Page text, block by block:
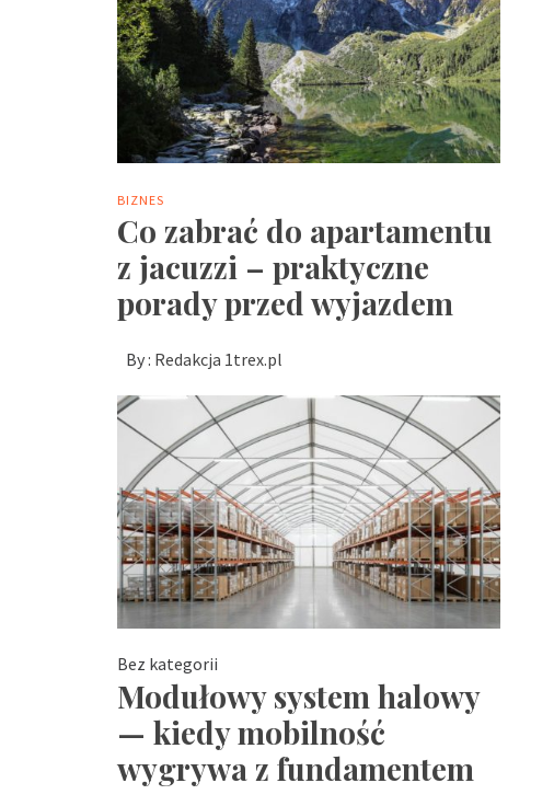
BIZNES
Co zabrać do apartamentu
z jacuzzi – praktyczne
porady przed wyjazdem
By : Redakcja 1trex.pl
Bez kategorii
Modułowy system halowy
— kiedy mobilność
wygrywa z fundamentem